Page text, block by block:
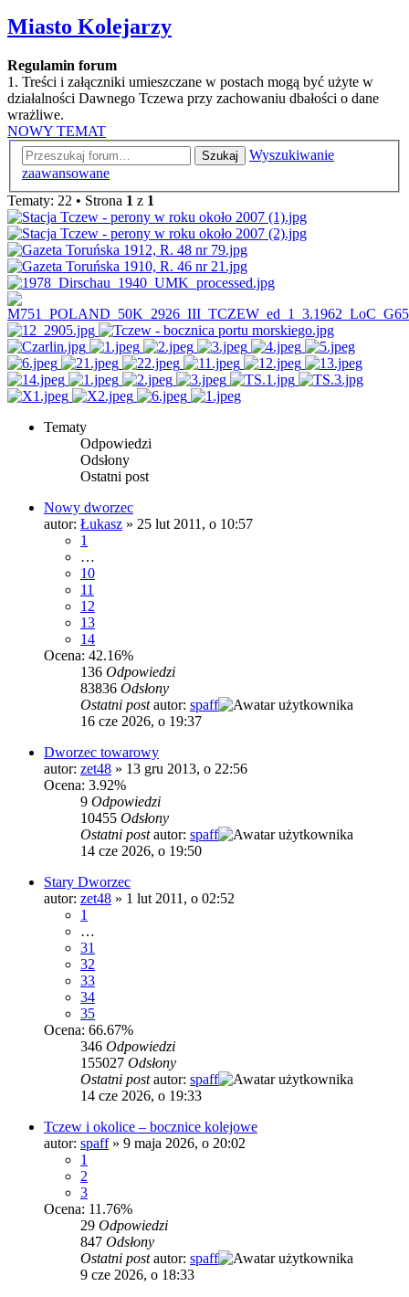
Miasto Kolejarzy
Regulamin forum
1. Treści i załączniki umieszczane w postach mogą być użyte w
działalności Dawnego Tczewa przy zachowaniu dbałości o dane
wrażliwe.
NOWY TEMAT
Szukaj
Wyszukiwanie
zaawansowane
Tematy: 22 • Strona 1 z 1
Tematy
Odpowiedzi
Odsłony
Ostatni post
Nowy dworzec
autor: Łukasz » 25 lut 2011, o 10:57
1
…
10
11
12
13
14
Ocena: 42.16%
136 Odpowiedzi
83836 Odsłony
Ostatni postautor: spaff
16 cze 2026, o 19:37
Dworzec towarowy
autor: zet48 » 13 gru 2013, o 22:56
Ocena: 3.92%
9 Odpowiedzi
10455 Odsłony
Ostatni postautor: spaff
14 cze 2026, o 19:50
Stary Dworzec
autor: zet48 » 1 lut 2011, o 02:52
1
…
31
32
33
34
35
Ocena: 66.67%
346 Odpowiedzi
155027 Odsłony
Ostatni postautor: spaff
14 cze 2026, o 19:33
Tczew i okolice – bocznice kolejowe
autor: spaff» 9 maja 2026, o 20:02
1
2
3
Ocena: 11.76%
29 Odpowiedzi
847 Odsłony
Ostatni postautor: spaff
9 cze 2026, o 18:33